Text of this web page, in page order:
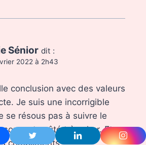
Sénior dit :
2022 à 2h43
conclusion avec des valeurs
Je suis une incorrigible
se résous pas à suivre le
souvent coûté très cher. Et
compliments.